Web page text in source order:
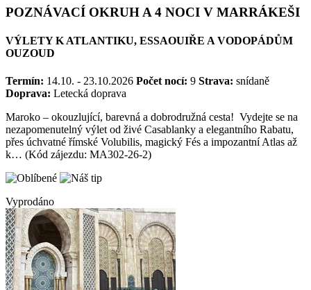
POZNÁVACÍ OKRUH A 4 NOCI V MARRÁKEŠI
VÝLETY K ATLANTIKU, ESSAOUIŘE A VODOPÁDŮM
OUZOUD
Termín: 14.10. - 23.10.2026 Počet nocí: 9 Strava: snídaně
Doprava: Letecká doprava
Maroko – okouzlující, barevná a dobrodružná cesta! Vydejte se na
nezapomenutelný výlet od živé Casablanky a elegantního Rabatu,
přes úchvatné římské Volubilis, magický Fés a impozantní Atlas až
k… (Kód zájezdu: MA302-26-2)
Vyprodáno